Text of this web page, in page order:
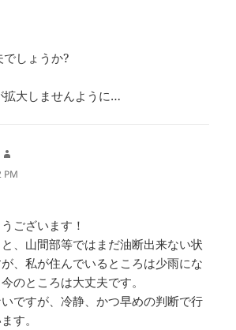
しょうか?
拡大しませんように…
り:
PM
ございます！
、山間部等ではまだ油断出来ない状
、私が住んでいるところは少雨にな
のところは大丈夫です。
ですが、冷静、かつ早めの判断で行
す。